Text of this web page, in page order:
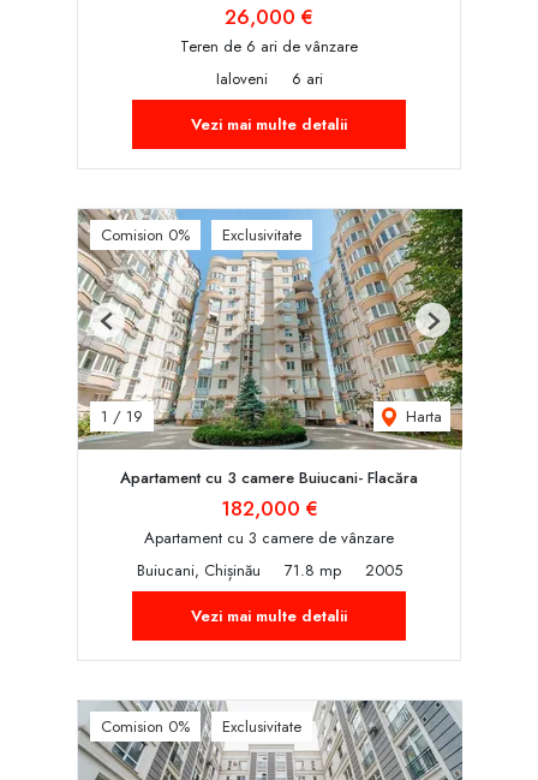
26,000 €
Teren de 6 ari de vânzare
Ialoveni
6 ari
Vezi mai multe detalii
Comision 0% Exclusivitate
1 / 19 Harta
Previous Next
Apartament cu 3 camere Buiucani- Flacăra
182,000 €
Apartament cu 3 camere de vânzare
Buiucani, Chișinău
71.8 mp
2005
Vezi mai multe detalii
Comision 0% Exclusivitate